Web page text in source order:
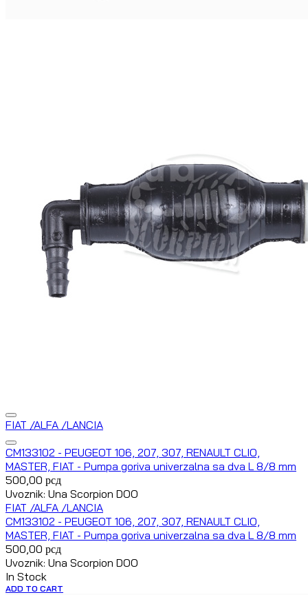
FIAT /ALFA /LANCIA
CM133102 - PEUGEOT 106, 207, 307, RENAULT CLIO,
MASTER, FIAT - Pumpa goriva univerzalna sa dva L 8/8 mm
500,00 рсд
Uvoznik: Una Scorpion DOO
FIAT /ALFA /LANCIA
CM133102 - PEUGEOT 106, 207, 307, RENAULT CLIO,
MASTER, FIAT - Pumpa goriva univerzalna sa dva L 8/8 mm
500,00 рсд
Uvoznik: Una Scorpion DOO
In Stock
ADD TO CART